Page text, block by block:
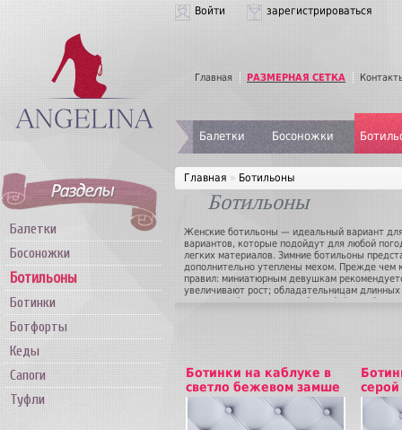
Войти зарегистрироваться
Главная РАЗМЕРНАЯ СЕТКА
Балетки Босоножки
Балетки
Босоножки
Ботильоны
Ботинки
Ботфорты
Кеды
Сапоги
Туфли
Главная » Ботильоны
Ботильоны
Женские ботильоны — идеальный вариант
вариантов, которые подойдут для любой
легких материалов. Зимние ботильоны
дополнительно утеплены мехом. Прежде чем
правил: миниатюрным девушкам
увеличивают рост; обладательницам
толстом каблучке или вообще обойтись без
Ботинки на каблуке в
светло бежевом замше